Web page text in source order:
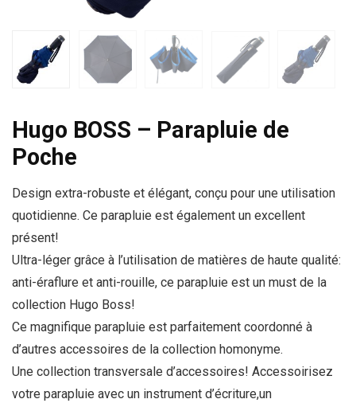
Hugo BOSS – Parapluie de
Poche
Design extra-robuste et élégant, conçu pour une utilisation
quotidienne. Ce parapluie est également un excellent
présent!
Ultra-léger grâce à l’utilisation de matières de haute qualité:
anti-éraflure et anti-rouille, ce parapluie est un must de la
collection Hugo Boss!
Ce magnifique parapluie est parfaitement coordonné à
d’autres accessoires de la collection homonyme.
Une collection transversale d’accessoires! Accessoirisez
votre parapluie avec un instrument d’écriture,un